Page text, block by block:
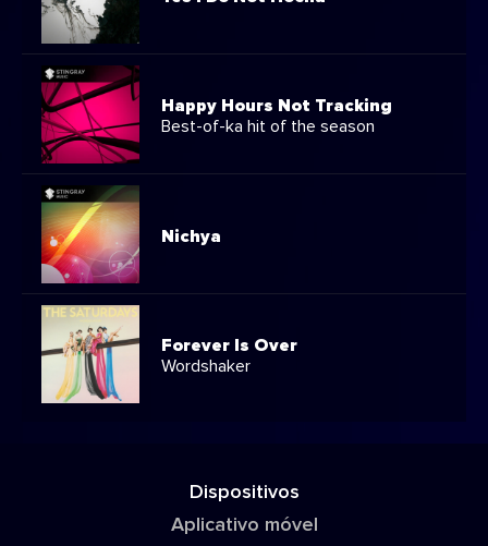
Happy Hours Not Tracking
Best-of-ka hit of the season
Nichya
Forever Is Over
Wordshaker
Dispositivos
Aplicativo móvel